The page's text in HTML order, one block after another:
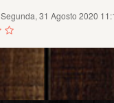
Segunda, 31 Agosto 2020